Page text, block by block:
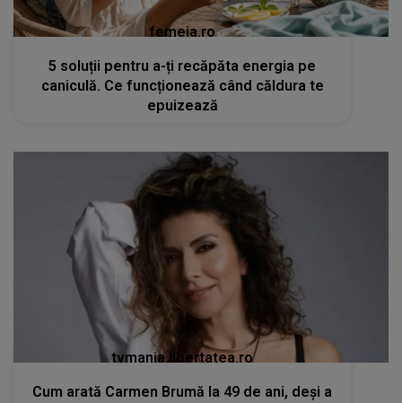
femeia.ro
5 soluții pentru a-ți recăpăta energia pe
caniculă. Ce funcționează când căldura te
epuizează
tvmania.libertatea.ro
Cum arată Carmen Brumă la 49 de ani, deși a